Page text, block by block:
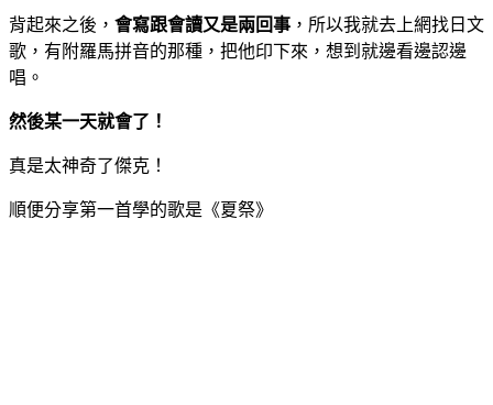
背起來之後， 會寫跟會讀又是兩回事 ，所以我就去上網找日文
歌，有附羅馬拼音的那種，把他印下來，想到就邊看邊認邊
唱。
然後某一天就會了！
真是太神奇了傑克！
順便分享第一首學的歌是《夏祭》